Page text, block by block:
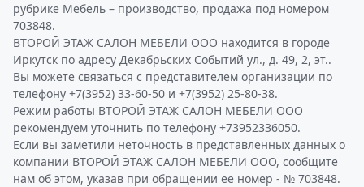
рубрике Мебель – производство, продажа под номером
703848.
ВТОРОЙ ЭТАЖ САЛОН МЕБЕЛИ ООО находится в городе
Иркутск по адресу Декабрьских Событий ул., д. 49, 2, эт..
Вы можете связаться с представителем организации по
телефону +7(3952) 33-60-50 и +7(3952) 25-80-38.
Режим работы ВТОРОЙ ЭТАЖ САЛОН МЕБЕЛИ ООО
рекомендуем уточнить по телефону +73952336050.
Если вы заметили неточность в представленных данных о
компании ВТОРОЙ ЭТАЖ САЛОН МЕБЕЛИ ООО, сообщите
нам об этом, указав при обращении ее номер - № 703848.